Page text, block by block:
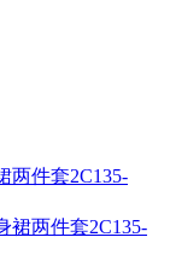
裙两件套2C135-